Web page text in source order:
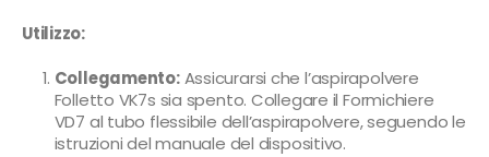
Utilizzo:
Collegamento:Assicurarsi che l’aspirapolvere
Folletto VK7s sia spento. Collegare il Formichiere
VD7 al tubo flessibile dell’aspirapolvere, seguendo le
istruzioni del manuale del dispositivo.